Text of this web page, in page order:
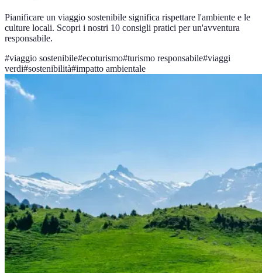
Pianificare un viaggio sostenibile significa rispettare l'ambiente e le
culture locali. Scopri i nostri 10 consigli pratici per un'avventura
responsabile.
#viaggio sostenibile#ecoturismo#turismo responsabile#viaggi
verdi#sostenibilità#impatto ambientale